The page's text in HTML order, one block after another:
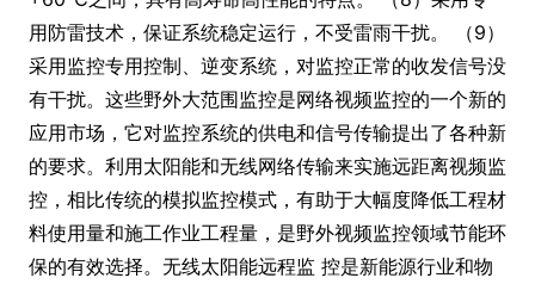
用防雷技术，保证系统稳定运行，不受雷雨干扰。 （9）
采用监控专用控制、逆变系统，对监控正常的收发信号没
有干扰。这些野外大范围监控是网络视频监控的一个新的
应用市场，它对监控系统的供电和信号传输提出了各种新
的要求。利用太阳能和无线网络传输来实施远距离视频监
控，相比传统的模拟监控模式，有助于大幅度降低工程材
料使用量和施工作业工程量，是野外视频监控领域节能环
保的有效选择。无线太阳能远程监 控是新能源行业和物